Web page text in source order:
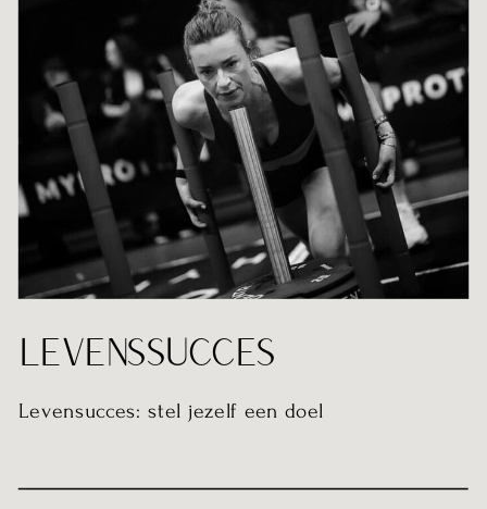
Levensucces: stel jezelf een doel
LEVENSSUCCES